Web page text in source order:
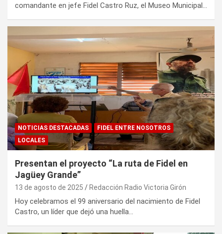
comandante en jefe Fidel Castro Ruz, el Museo Municipal…
NOTICIAS DESTACADAS
FIDEL ENTRE NOSOTROS
LOCALES
Presentan el proyecto “La ruta de Fidel en
Jagüey Grande”
13 de agosto de 2025 Redacción Radio Victoria Girón
Hoy celebramos el 99 aniversario del nacimiento de Fidel
Castro, un líder que dejó una huella…